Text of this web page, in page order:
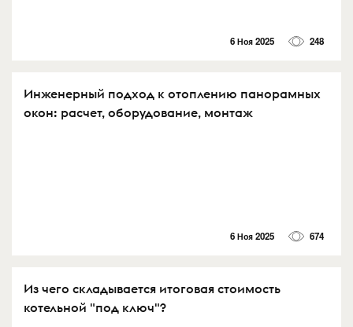
6 Ноя 2025 248
Инженерный подход к отоплению панорамных
окон: расчет, оборудование, монтаж
6 Ноя 2025 674
Из чего складывается итоговая стоимость
котельной "под ключ"?